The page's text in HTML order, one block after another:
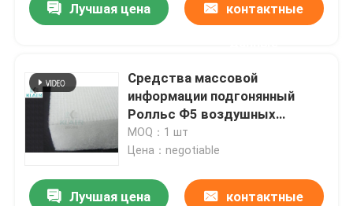
Лучшая цена контактные
Средства массовой
информации подгонянный
Ролльс Ф5 воздушных
фильтров будочки брызг
поверхности брызг клея
MOQ：1 шт
Цена：negotiable
Лучшая цена контактные